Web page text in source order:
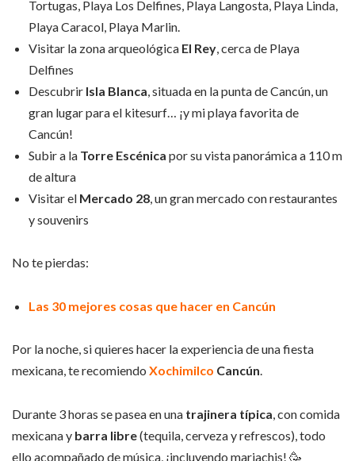
Tortugas, Playa Los Delfines, Playa Langosta, Playa Linda,
Playa Caracol, Playa Marlin.
Visitar la zona arqueológica El Rey, cerca de Playa
Delfines
Descubrir Isla Blanca, situada en la punta de Cancún, un
gran lugar para el kitesurf… ¡y mi playa favorita de
Cancún!
Subir a la Torre Escénica por su vista panorámica a 110 m
de altura
Visitar el Mercado 28, un gran mercado con restaurantes
y souvenirs
No te pierdas:
Las 30 mejores cosas que hacer en Cancún
Por la noche, si quieres hacer la experiencia de una fiesta
mexicana, te recomiendo Xochimilco Cancún.
Durante 3 horas se pasea en una trajinera típica , con comida
mexicana y barra libre(tequila, cerveza y refrescos), todo
ello acompañado de música, ¡incluyendo mariachis! 🥳